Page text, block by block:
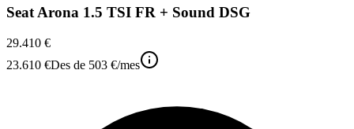
Seat Arona 1.5 TSI FR + Sound DSG
29.410 €
23.610 €Des de 503 €/mes